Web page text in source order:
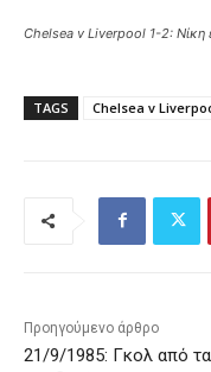
Chelsea v Liverpool 1-2: Νίκη
TAGS Chelsea v
Προηγούμενο άρθρο
21/9/1985: Γκολ από τα